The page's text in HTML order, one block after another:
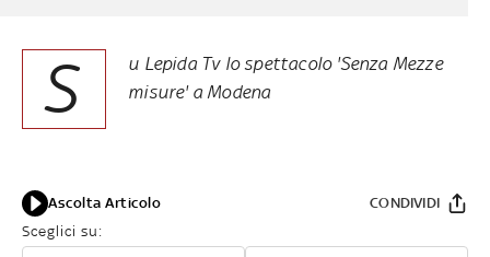
S
u Lepida Tv lo spettacolo 'Senza Mezze
misure' a Modena
Ascolta Articolo
Sceglici su:
CONDIVIDI